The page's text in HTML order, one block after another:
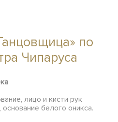
по
Чипаруса
лицо и кисти рук
белого оникса.